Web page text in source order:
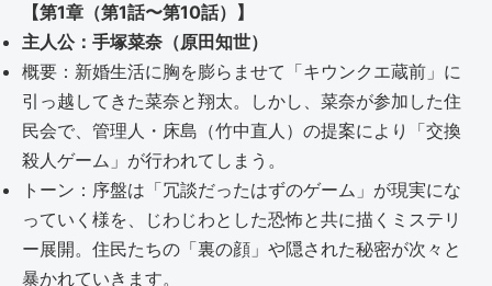
【第1章（第1話〜第10話）】
主人公：手塚菜奈（原田知世）
概要：新婚生活に胸を膨らませて「キウンクエ蔵前」に
引っ越してきた菜奈と翔太。しかし、菜奈が参加した住
民会で、管理人・床島（竹中直人）の提案により「交換
殺人ゲーム」が行われてしまう。
トーン：序盤は「冗談だったはずのゲーム」が現実にな
っていく様を、じわじわとした恐怖と共に描くミステリ
ー展開。住民たちの「裏の顔」や隠された秘密が次々と
暴かれていきます。